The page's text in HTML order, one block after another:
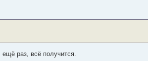
раз, всё получится.